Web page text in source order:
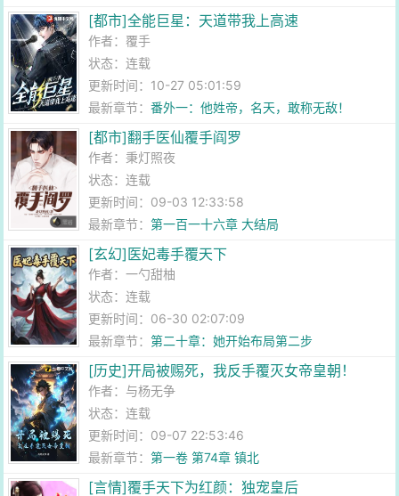
[都市]全能巨星：天道带我上高速
作者： 覆手
状态：连载
更新时间：10-27 05:01:59
最新章节：番外一：他姓帝，名天，敢称无敌！
[都市]翻手医仙覆手阎罗
作者：秉灯照夜
状态：连载
更新时间：09-03 12:33:58
最新章节：第一百一十六章 大结局
[玄幻]医妃毒手覆天下
作者：一勺甜柚
状态：连载
更新时间：06-30 02:07:09
最新章节：第二十章：她开始布局第二步
[历史]开局被赐死，我反手覆灭女帝皇朝！
作者： 与杨无争
状态：连载
更新时间：09-07 22:53:46
最新章节：第一卷 第74章 镇北
[言情]覆手天下为红颜：独宠皇后